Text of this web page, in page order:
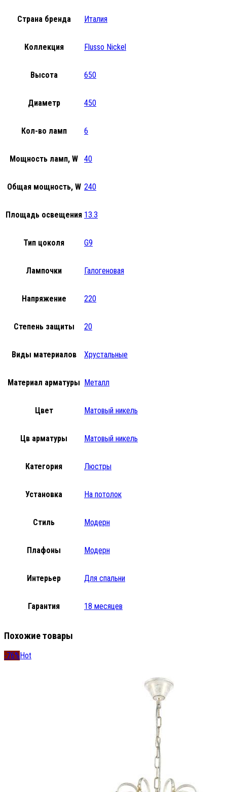
Страна бренда Италия
Коллекция Flusso Nickel
Высота 650
Диаметр 450
Кол-во ламп 6
Мощность ламп, W 40
Общая мощность, W 240
Площадь освещения 13.3
Тип цоколя G9
Лампочки Галогеновая
Напряжение 220
Степень защиты 20
Виды материалов Хрустальные
Материал арматуры Металл
Цвет Матовый никель
Цв арматуры Матовый никель
Категория Люстры
Установка На потолок
Стиль Модерн
Плафоны Модерн
Интерьер Для спальни
Гарантия 18 месяцев
Похожие товары
-76% Hot